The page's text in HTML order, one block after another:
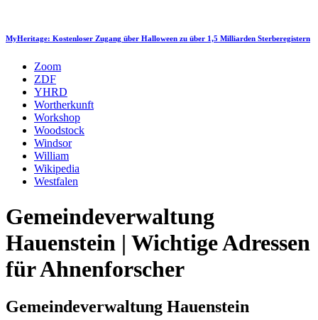
MyHeritage: Kostenloser Zugang über Halloween zu über 1,5 Milliarden Sterberegistern
Zoom
ZDF
YHRD
Wortherkunft
Workshop
Woodstock
Windsor
William
Wikipedia
Westfalen
Gemeindeverwaltung
Hauenstein | Wichtige Adressen
für Ahnenforscher
Gemeindeverwaltung Hauenstein